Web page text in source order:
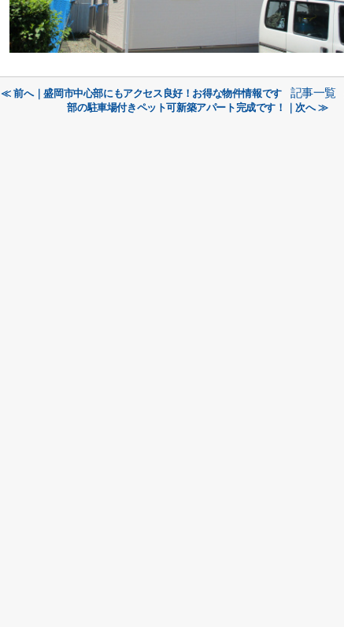
≪ 前へ｜盛岡市中心部にもアクセス良好！お得な物件情報です 記事一覧
部の駐車場付きペット可新築アパート完成です！｜次へ ≫